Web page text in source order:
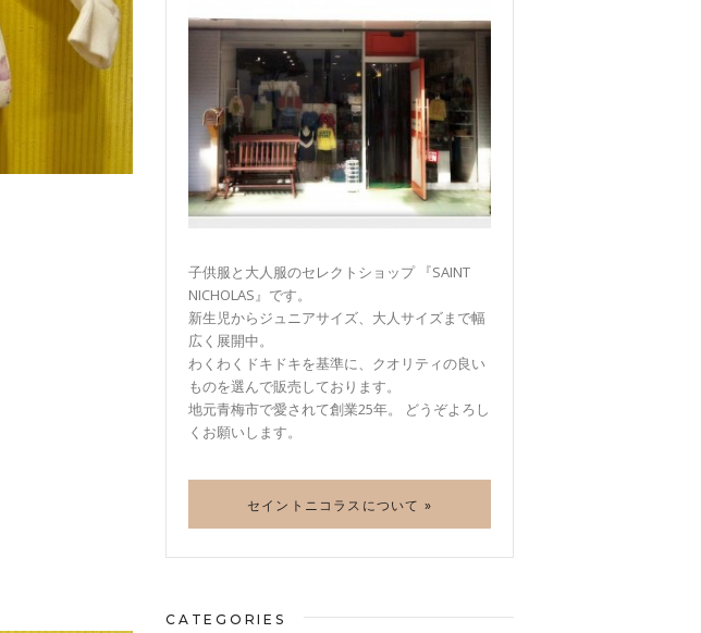
子供服と大人服のセレクトショップ 『SAINT
NICHOLAS』です。
新生児からジュニアサイズ、大人サイズまで幅
広く展開中。
わくわくドキドキを基準に、クオリティの良い
ものを選んで販売しております。
地元青梅市で愛されて創業25年。 どうぞよろし
くお願いします。
セイントニコラスについて »
CATEGORIES